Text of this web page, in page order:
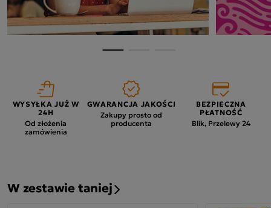
WYSYŁKA JUŻ W
24H
Od złożenia
zamówienia
GWARANCJA JAKOŚCI
Zakupy prosto od
producenta
BEZPIECZNA
PŁATNOŚĆ
Blik, Przelewy 24
W zestawie taniej